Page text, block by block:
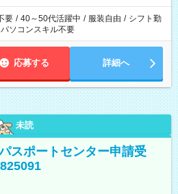
要 / 40～50代活躍中 / 服装自由 / シフト勤
パソコンスキル不要
応募する 詳細へ
未読
スポートセンター申請受